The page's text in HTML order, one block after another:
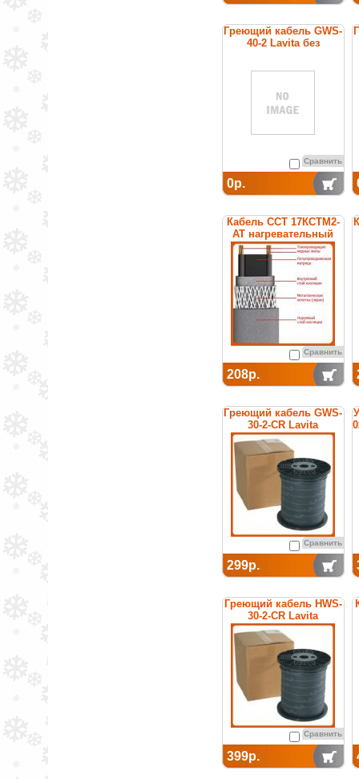
Греющий кабель GWS-
40-2 Lavita без
Сравнить
0р.
Кабель ССТ 17КСТМ2-
АТ нагревательный
саморегулирующийся
Сравнить
208р.
Греющий кабель GWS-
30-2-CR Lavita
Сравнить
299р.
Греющий кабель HWS-
30-2-CR Lavita
Сравнить
399р.